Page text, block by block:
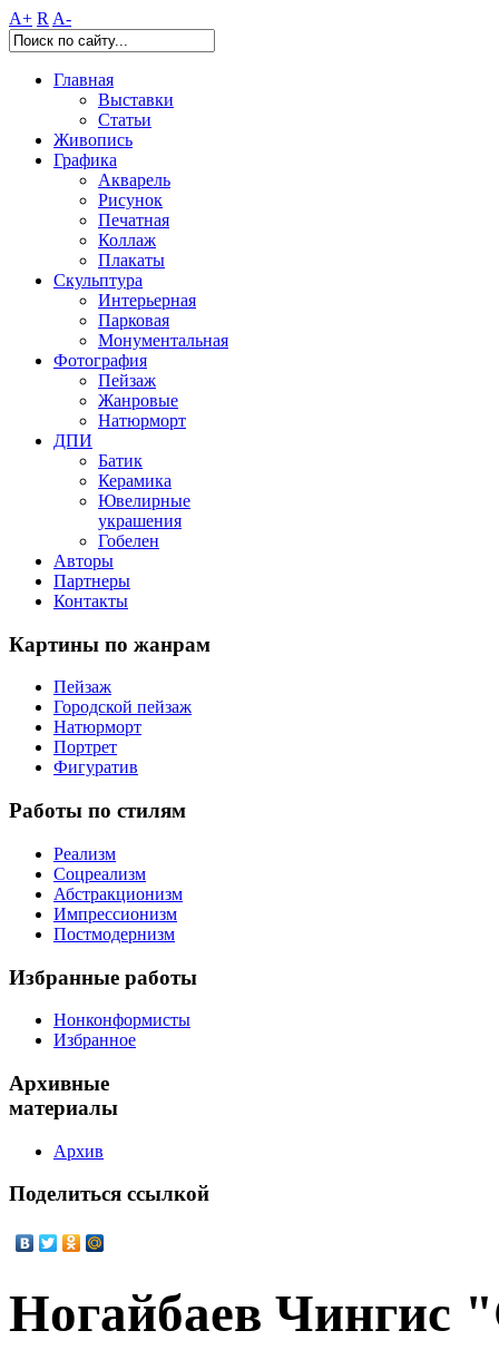
A+ R A-
Главная
Выставки
Статьи
Живопись
Графика
Акварель
Рисунок
Печатная
Коллаж
Плакаты
Скульптура
Интерьерная
Парковая
Монументальная
Фотография
Пейзаж
Жанровые
Натюрморт
ДПИ
Батик
Керамика
Ювелирные
украшения
Гобелен
Авторы
Партнеры
Контакты
Картины по жанрам
Пейзаж
Городской пейзаж
Натюрморт
Портрет
Фигуратив
Работы по стилям
Реализм
Соцреализм
Абстракционизм
Импрессионизм
Постмодернизм
Избранные работы
Нонконформисты
Избранное
Архивные
материалы
Архив
Поделиться ссылкой
Ногайбаев Чингис